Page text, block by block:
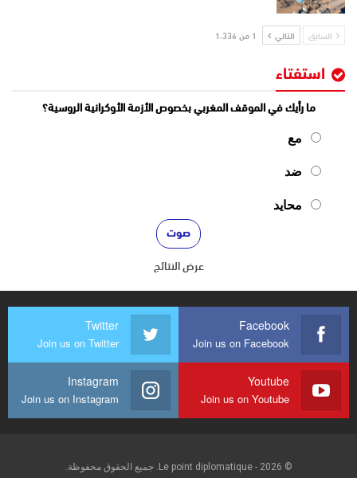
السابق التالي 1 من 1٬336
استفتاء
ما رأيك في الموقف المغربي بخصوص الأزمة الأوكرانية الروسية؟
مع
ضد
محايد
عرض النتائج
Facebook
Join us on Facebook
Twitter
Join us on Twitter
Youtube
Join us on Youtube
Instagram
Join us on Instagram
© 2026 - Le point diplomatique. جميع الحقوق محفوظة.